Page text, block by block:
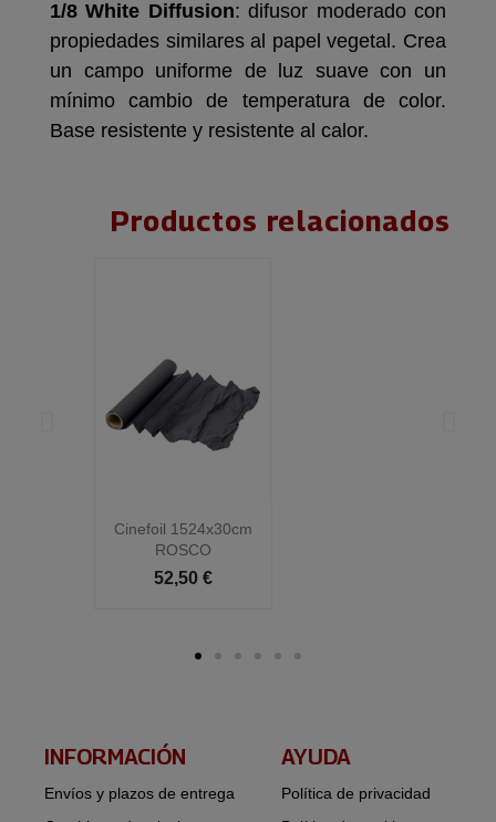
1/8 White Diffusion: difusor moderado con
propiedades similares al papel vegetal. Crea
un campo uniforme de luz suave con un
mínimo cambio de temperatura de color.
Base resistente y resistente al calor.
Productos relacionados
Cinefoil 1524x30cm
ROSCO
52,50 €
INFORMACIÓN​
Envíos y plazos de entrega
AYUDA
Política de privacidad